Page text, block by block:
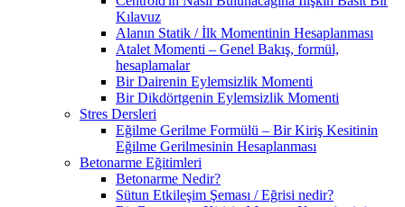
Kılavuz
Alanın Statik / İlk Momentinin Hesaplanması
Atalet Momenti – Genel Bakış, formül,
hesaplamalar
Bir Dairenin Eylemsizlik Momenti
Bir Dikdörtgenin Eylemsizlik Momenti
Stres Dersleri
Eğilme Gerilme Formülü – Bir Kiriş Kesitinin
Eğilme Gerilmesinin Hesaplanması
Betonarme Eğitimleri
Betonarme Nedir?
Sütun Etkileşim Şeması / Eğrisi nedir?